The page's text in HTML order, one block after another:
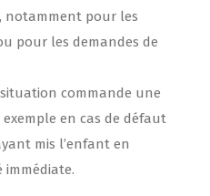
notamment pour les
pour les demandes de
commande une
en cas de défaut
mis l’enfant en